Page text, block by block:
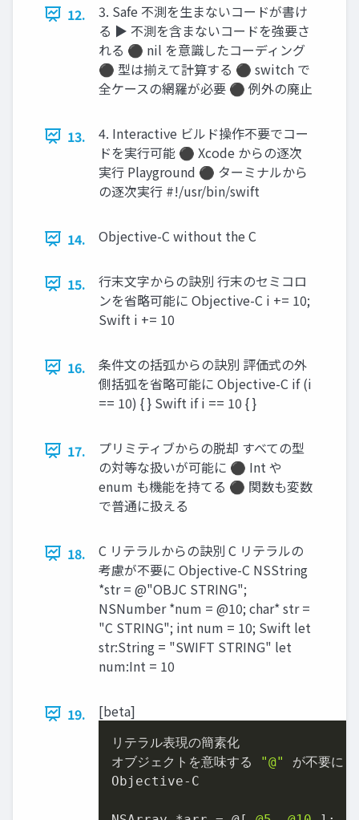
12.
3. Safe 不測を生まないコードが書け
る ▶ 不測を含まないコードを強要さ
れる ⚫ nil を意識したコーディング
⚫ 型は揃えて計算する ⚫ switch で
全ケースの網羅が必要 ⚫ 例外の廃止
13.
4. Interactive ビルド操作不要でコー
ドを実行可能 ⚫ Xcode からの逐次
実行 Playground ⚫ ターミナルから
の逐次実行 #!/usr/bin/swift
14. Objective-C without the C
15.
行末文字からの訣別 行末のセミコロ
ンを省略可能に Objective-C i += 10;
Swift i += 10
16.
条件文の括弧からの訣別 評価式の外
側括弧を省略可能に Objective-C if (i
== 10) { } Swift if i == 10 { }
17.
プリミティブからの脱却 すべての型
の対等な扱いが可能に ⚫ Int や
enum も機能を持てる ⚫ 関数も変数
で普通に扱える
18.
C リテラルからの訣別 C リテラルの
考慮が不要に Objective-C NSString
*str = @"OBJC STRING";
NSNumber *num = @10; char* str =
"C STRING"; int num = 10; Swift let
str:String = "SWIFT STRING" let
num:Int = 10
19. [beta]
リテラル表現の簡素化
オブジェクトを意味する
"@"
が不要に
Objective-C